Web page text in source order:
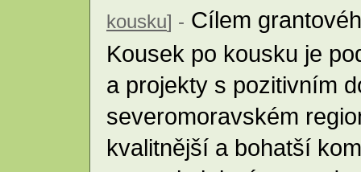
kousku] - Cílem
Kousek po kousku je
a projekty s pozitivním
severomoravském
kvalitnější a bohatší